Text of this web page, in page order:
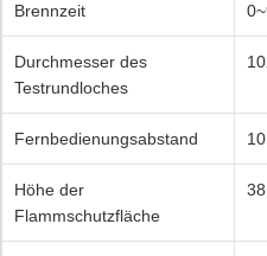
Brennzeit
Durchmesser des
Testrundloches
Fernbedienungsabstand
Höhe der
Flammschutzfläche